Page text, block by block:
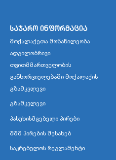
საჯარო ინფორმაცია
მოქალაქეთა მონაწილეობა
ადგილობრივი
თვითმმართველობის
განხორციელებაში მოქალაქის
გზამკვლევი
გზამკვლევი
პასუხისმგებელი პირები
შშმ პირების შესახებ
საკრებულოს რეგლამენტი